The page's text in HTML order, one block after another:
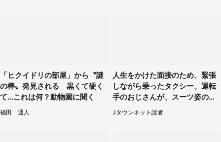
「ヒクイドリの部屋」から〝謎
の棒〟発見される 黒くて硬く
て...これは何？動物園に聞く
福田 週人
人生をかけた面接のため、緊張
しながら乗ったタクシー。運転
手のおじさんが、スーツ姿の私
を見て...（福岡県・30代女性）
Jタウンネット読者